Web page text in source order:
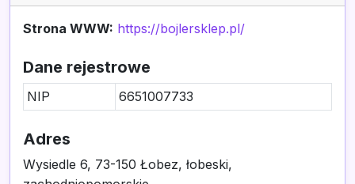
Strona WWW: https://bojlersklep.pl/
Dane rejestrowe
NIP 6651007733
Adres
Wysiedle 6, 73-150 Łobez, łobeski,